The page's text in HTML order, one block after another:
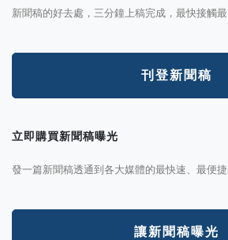
新聞稿的好去處，三分鐘上稿完成，最快接觸最
刊登新聞稿
立即購買新聞稿曝光
發一篇新聞稿透通到各大媒體的最快速、最便捷
讓新聞稿曝光